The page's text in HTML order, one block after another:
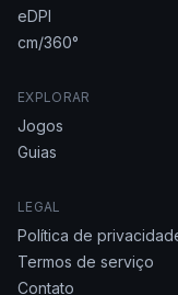
eDPI
cm/360°
EXPLORAR
Jogos
Guias
LEGAL
Política de
Termos de serviço
Contato